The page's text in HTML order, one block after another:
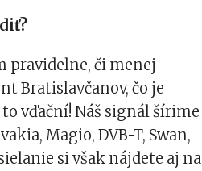
pravidelne, či menej
Bratislavčanov, čo je
vďační! Náš signál šírime
Magio, DVB-T, Swan,
si však nájdete aj na